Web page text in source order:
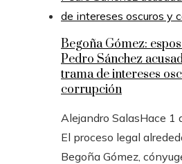
Begoña Gómez:
Pedro Sánchez
trama de intereses
corrupción
Alejandro SalasHace 1
El proceso legal
Begoña Gómez,